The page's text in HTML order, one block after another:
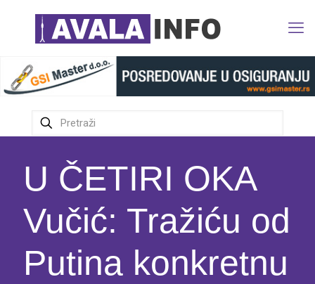
U ČETIRI OKA
Vučić: Tražiću od
Putina konkretnu